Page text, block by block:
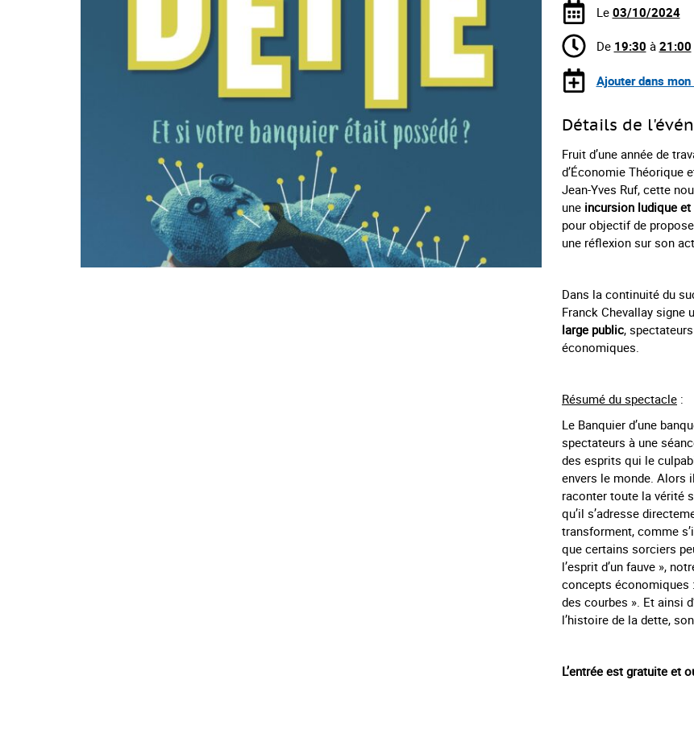
Le 03/10/2024
De 19:30 à 21:00
Ajouter dans mon
Détails de
Fruit d’une année de
d’Économie Théorique
Jean-Yves Ruf, cette
une incursion ludique et
pour objectif de
une réflexion sur son
Dans la continuité du
Franck Chevallay signe
large public,
économiques.
Résumé du spectacle :
Le Banquier d’une
spectateurs à une
des esprits qui le
envers le monde. Alors
raconter toute la vérité
qu’il s’adresse
transforment, comme
que certains sorciers
l’esprit d’un fauve »,
concepts économiques
des courbes ». Et ainsi
l’histoire de la dette,
L’entrée est gratuite et